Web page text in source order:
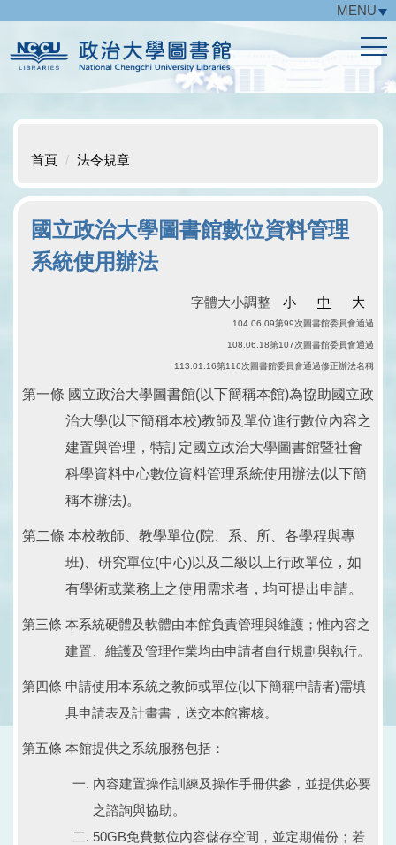
主
要
區
MENU
首頁 法令規章
國立政治大學圖書館數位資料管理
系統使用辦法
字體大小調整 小 中 大
104.06.09第99次圖書館委員會通過
108.06.18第107次圖書館委員會通過
113.01.16第116次圖書館委員會通過修正辦法名稱
第一條 國立政治大學圖書館(以下簡稱本館)為協助國立政
治大學(以下簡稱本校)教師及單位進行數位內容之
建置與管理，特訂定國立政治大學圖書館暨社會
科學資料中心數位資料管理系統使用辦法(以下簡
稱本辦法)。
第二條 本校教師、教學單位(院、系、所、各學程與專
班)、研究單位(中心)以及二級以上行政單位，如
有學術或業務上之使用需求者，均可提出申請。
第三條 本系統硬體及軟體由本館負責管理與維護；惟內容之
建置、維護及管理作業均由申請者自行規劃與執行。
第四條 申請使用本系統之教師或單位(以下簡稱申請者)需填
具申請表及計畫書，送交本館審核。
第五條 本館提供之系統服務包括：
內容建置操作訓練及操作手冊供參，並提供必要
之諮詢與協助。
50GB免費數位內容儲存空間，並定期備份；若